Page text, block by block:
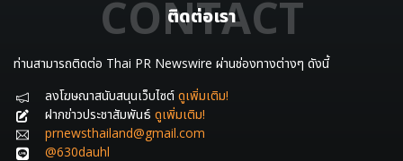
ติดต่อเรา
CONTACT
ท่านสามารถติดต่อ Thai PR Newswire ผ่านช่องทางต่างๆ ดังนี้
ลงโฆษณาสนับสนุนเว็บไซต์ ดูเพิ่มเติม!
ฝากข่าวประชาสัมพันธ์ ดูเพิ่มเติม!
prnewsthailand@gmail.com
@630dauhl